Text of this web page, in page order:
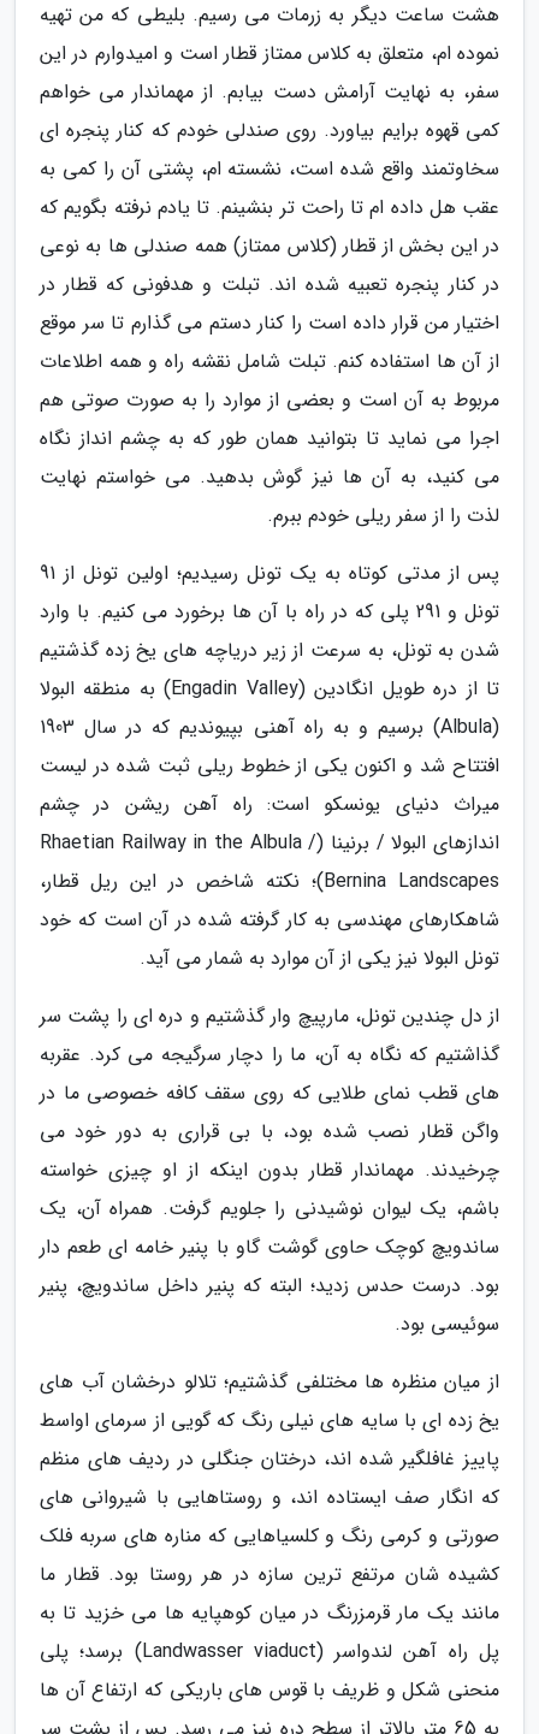
هشت ساعت دیگر به زرمات می رسیم. بلیطی که من تهیه
نموده ام، متعلق به کلاس ممتاز قطار است و امیدوارم در این
سفر، به نهایت آرامش دست بیابم. از مهماندار می خواهم
کمی قهوه برایم بیاورد. روی صندلی خودم که کنار پنجره ای
سخاوتمند واقع شده است، نشسته ام، پشتی آن را کمی به
عقب هل داده ام تا راحت تر بنشینم. تا یادم نرفته بگویم که
در این بخش از قطار (کلاس ممتاز) همه صندلی ها به نوعی
در کنار پنجره تعبیه شده اند. تبلت و هدفونی که قطار در
اختیار من قرار داده است را کنار دستم می گذارم تا سر موقع
از آن ها استفاده کنم. تبلت شامل نقشه راه و همه اطلاعات
مربوط به آن است و بعضی از موارد را به صورت صوتی هم
اجرا می نماید تا بتوانید همان طور که به چشم انداز نگاه
می کنید، به آن ها نیز گوش بدهید. می خواستم نهایت
لذت را از سفر ریلی خودم ببرم.
پس از مدتی کوتاه به یک تونل رسیدیم؛ اولین تونل از 91
تونل و 291 پلی که در راه با آن ها برخورد می کنیم. با وارد
شدن به تونل، به سرعت از زیر دریاچه های یخ زده گذشتیم
تا از دره طویل انگادین (Engadin Valley) به منطقه البولا
(Albula) برسیم و به راه آهنی بپیوندیم که در سال 1903
افتتاح شد و اکنون یکی از خطوط ریلی ثبت شده در لیست
میراث دنیای یونسکو است: راه آهن ریشن در چشم
اندازهای البولا / برنینا (Rhaetian Railway in the Albula /
Bernina Landscapes)؛ نکته شاخص در این ریل قطار،
شاهکارهای مهندسی به کار گرفته شده در آن است که خود
تونل البولا نیز یکی از آن موارد به شمار می آید.
از دل چندین تونل، مارپیچ وار گذشتیم و دره ای را پشت سر
گذاشتیم که نگاه به آن، ما را دچار سرگیجه می کرد. عقربه
های قطب نمای طلایی که روی سقف کافه خصوصی ما در
واگن قطار نصب شده بود، با بی قراری به دور خود می
چرخیدند. مهماندار قطار بدون اینکه از او چیزی خواسته
باشم، یک لیوان نوشیدنی را جلویم گرفت. همراه آن، یک
ساندویچ کوچک حاوی گوشت گاو با پنیر خامه ای طعم دار
بود. درست حدس زدید؛ البته که پنیر داخل ساندویچ، پنیر
سوئیسی بود.
از میان منظره ها مختلفی گذشتیم؛ تلالو درخشان آب های
یخ زده ای با سایه های نیلی رنگ که گویی از سرمای اواسط
پاییز غافلگیر شده اند، درختان جنگلی در ردیف های منظم
که انگار صف ایستاده اند، و روستاهایی با شیروانی های
صورتی و کرمی رنگ و کلسیاهایی که مناره های سربه فلک
کشیده شان مرتفع ترین سازه در هر روستا بود. قطار ما
مانند یک مار قرمزرنگ در میان کوهپایه ها می خزید تا به
پل راه آهن لندواسر (Landwasser viaduct) برسد؛ پلی
منحنی شکل و ظریف با قوس های باریکی که ارتفاع آن ها